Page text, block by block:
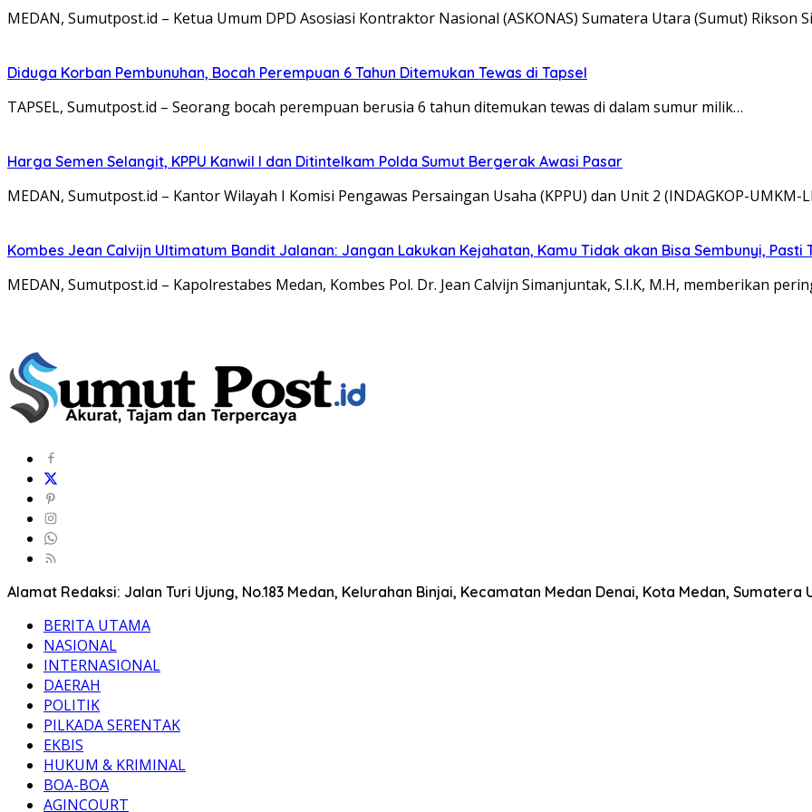
MEDAN, Sumutpost.id – Ketua Umum DPD Asosiasi Kontraktor Nasional (ASKONAS) Sumatera Utara (Sumut) Rikson
Diduga Korban Pembunuhan, Bocah Perempuan 6 Tahun Ditemukan Tewas di Tapsel
TAPSEL, Sumutpost.id – Seorang bocah perempuan berusia 6 tahun ditemukan tewas di dalam sumur milik…
Harga Semen Selangit, KPPU Kanwil I dan Ditintelkam Polda Sumut Bergerak Awasi Pasar
MEDAN, Sumutpost.id – Kantor Wilayah I Komisi Pengawas Persaingan Usaha (KPPU) dan Unit 2 (INDAGKOP-UMKM-
Kombes Jean Calvijn Ultimatum Bandit Jalanan: Jangan Lakukan Kejahatan, Kamu Tidak akan Bisa Sembunyi, Pasti
MEDAN, Sumutpost.id – Kapolrestabes Medan, Kombes Pol. Dr. Jean Calvijn Simanjuntak, S.I.K, M.H, memberikan
Alamat Redaksi: Jalan Turi Ujung, No.183 Medan, Kelurahan Binjai, Kecamatan Medan Denai, Kota Medan,
BERITA UTAMA
NASIONAL
INTERNASIONAL
DAERAH
POLITIK
PILKADA SERENTAK
EKBIS
HUKUM & KRIMINAL
BOA-BOA
AGINCOURT